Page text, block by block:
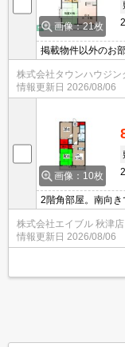
画像：21枚
掲載物件以外のお
丁寧にご対応させ
す！お気軽にお問
株式会社タウンハウジン
情報更新日 2026/08/06
画像：10枚
2階角部屋。南向き
システムキッチン
コニー。新生活の
分。
株式会社エイブル 秋津店
情報更新日 2026/08/06